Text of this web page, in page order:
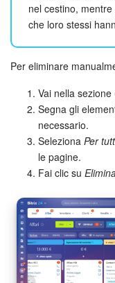
nel cestino,
che loro stessi
Per eliminare
Vai nella sezione
Segna gli
necessario.
Seleziona Per
le pagine.
Fai clic su